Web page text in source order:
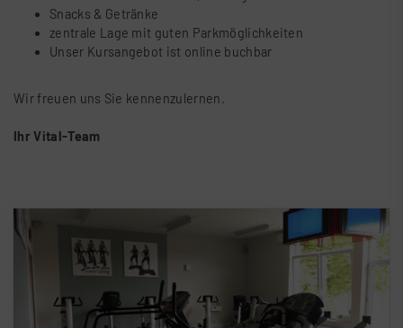
Snacks & Getränke
zentrale Lage mit guten Parkmöglichkeiten
Unser Kursangebot ist online buchbar
Wir freuen uns Sie kennenzulernen.
Ihr Vital-Team